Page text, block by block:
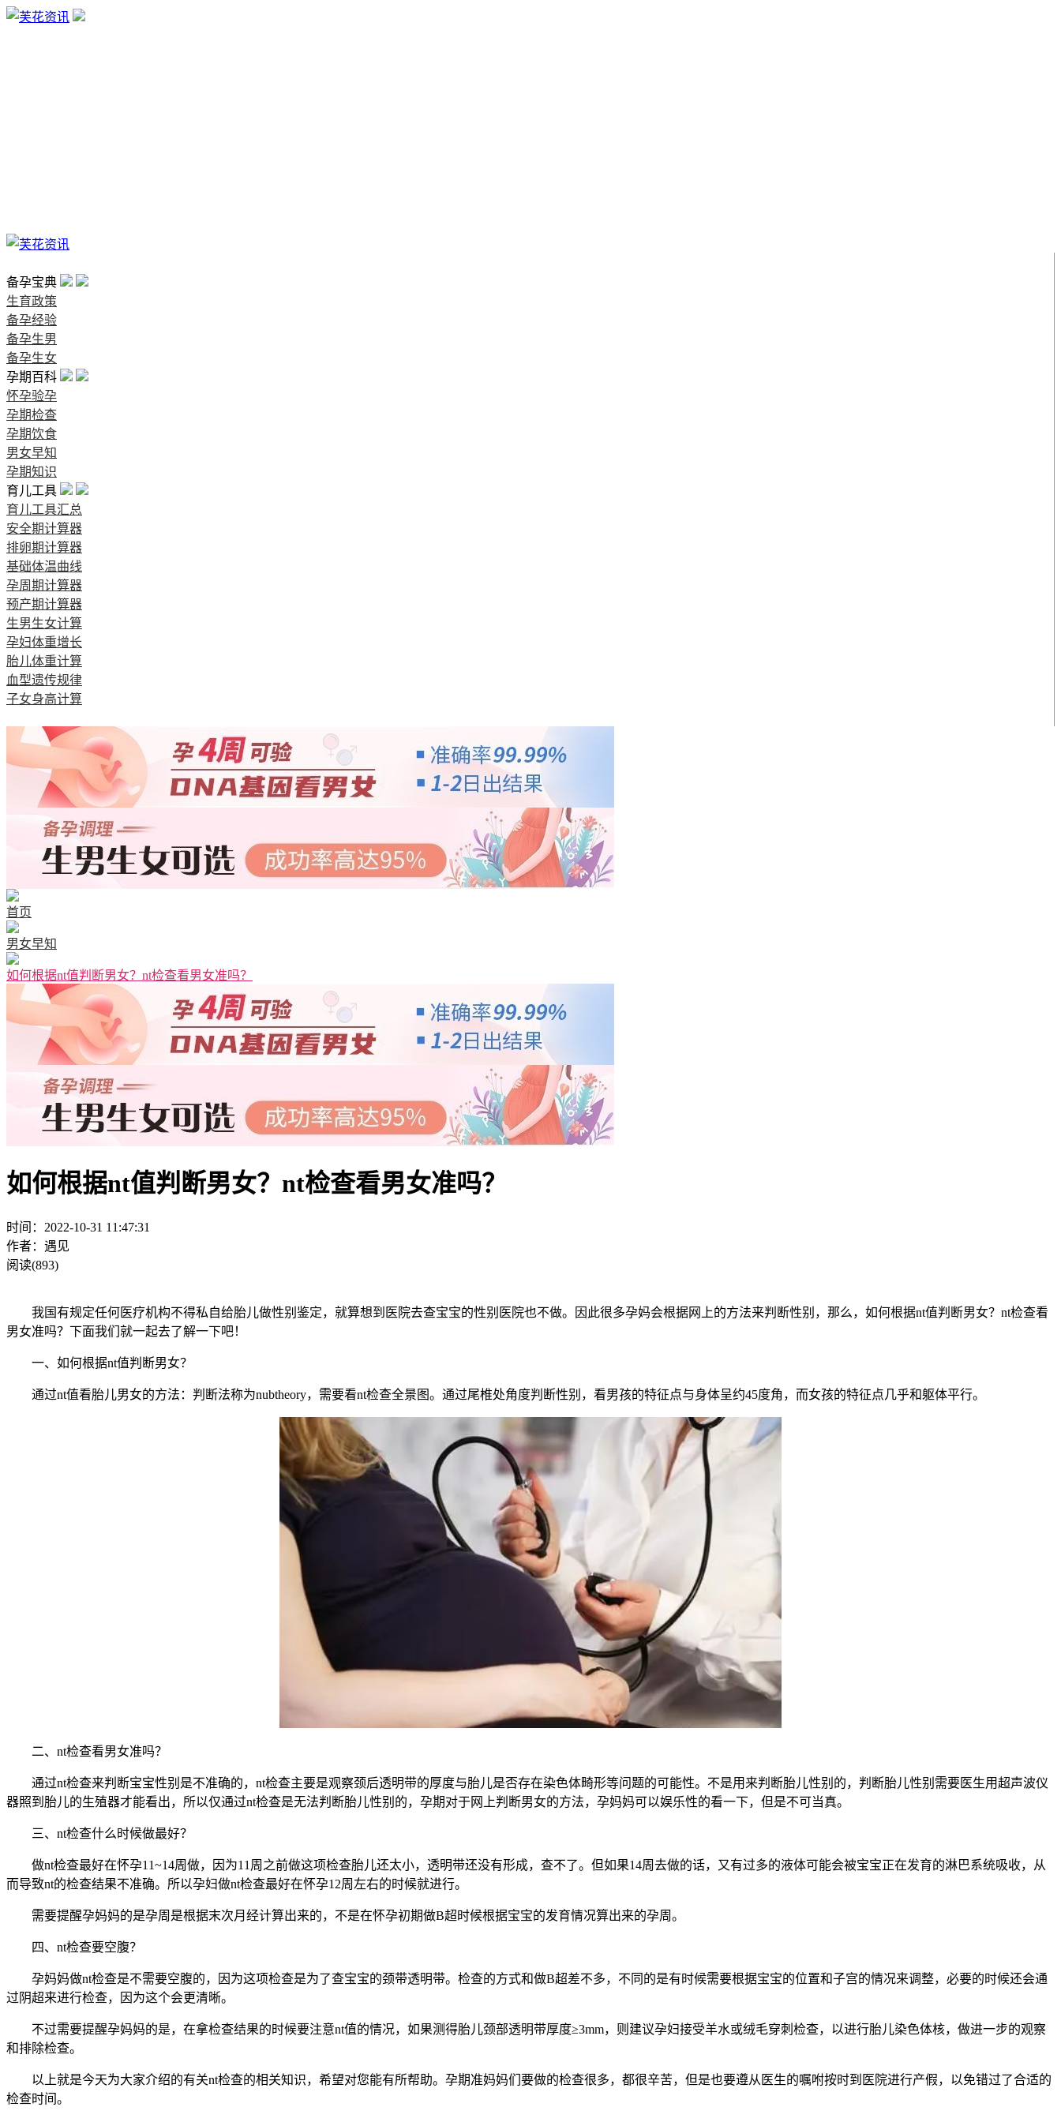
备孕宝典
生育政策
备孕经验
备孕生男
备孕生女
孕期百科
怀孕验孕
孕期检查
孕期饮食
男女早知
孕期知识
育儿工具
育儿工具汇总
安全期计算器
排卵期计算器
基础体温曲线
孕周期计算器
预产期计算器
生男生女计算
孕妇体重增长
胎儿体重计算
血型遗传规律
子女身高计算
首页
男女早知
如何根据nt值判断男女？nt检查看男女准吗？
如何根据nt值判断男女？nt检查看男女准吗？
时间：2022-10-31 11:47:31
作者：遇见
阅读(893)
我国有规定任何医疗机构不得私自给胎儿做性别鉴定，就算想到医院去查宝宝的性别医院也不做。因此很多孕妈会根据网上的方法来判断性别，那么，如何根据nt值判断男女？nt检查看
男女准吗？下面我们就一起去了解一下吧！
一、如何根据nt值判断男女？
通过nt值看胎儿男女的方法：判断法称为nubtheory，需要看nt检查全景图。通过尾椎处角度判断性别，看男孩的特征点与身体呈约45度角，而女孩的特征点几乎和躯体平行。
二、nt检查看男女准吗？
通过nt检查来判断宝宝性别是不准确的，nt检查主要是观察颈后透明带的厚度与胎儿是否存在染色体畸形等问题的可能性。不是用来判断胎儿性别的，判断胎儿性别需要医生用超声波仪
器照到胎儿的生殖器才能看出，所以仅通过nt检查是无法判断胎儿性别的，孕期对于网上判断男女的方法，孕妈妈可以娱乐性的看一下，但是不可当真。
三、nt检查什么时候做最好？
做nt检查最好在怀孕11~14周做，因为11周之前做这项检查胎儿还太小，透明带还没有形成，查不了。但如果14周去做的话，又有过多的液体可能会被宝宝正在发育的淋巴系统吸收，从
而导致nt的检查结果不准确。所以孕妇做nt检查最好在怀孕12周左右的时候就进行。
需要提醒孕妈妈的是孕周是根据末次月经计算出来的，不是在怀孕初期做B超时候根据宝宝的发育情况算出来的孕周。
四、nt检查要空腹？
孕妈妈做nt检查是不需要空腹的，因为这项检查是为了查宝宝的颈带透明带。检查的方式和做B超差不多，不同的是有时候需要根据宝宝的位置和子宫的情况来调整，必要的时候还会通
过阴超来进行检查，因为这个会更清晰。
不过需要提醒孕妈妈的是，在拿检查结果的时候要注意nt值的情况，如果测得胎儿颈部透明带厚度≥3mm，则建议孕妇接受羊水或绒毛穿刺检查，以进行胎儿染色体核，做进一步的观察
和排除检查。
以上就是今天为大家介绍的有关nt检查的相关知识，希望对您能有所帮助。孕期准妈妈们要做的检查很多，都很辛苦，但是也要遵从医生的嘱咐按时到医院进行产假，以免错过了合适的
检查时间。